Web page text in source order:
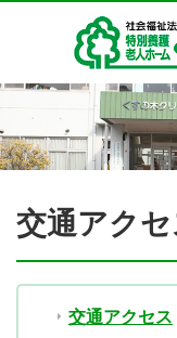
交通アク
交通アクセス